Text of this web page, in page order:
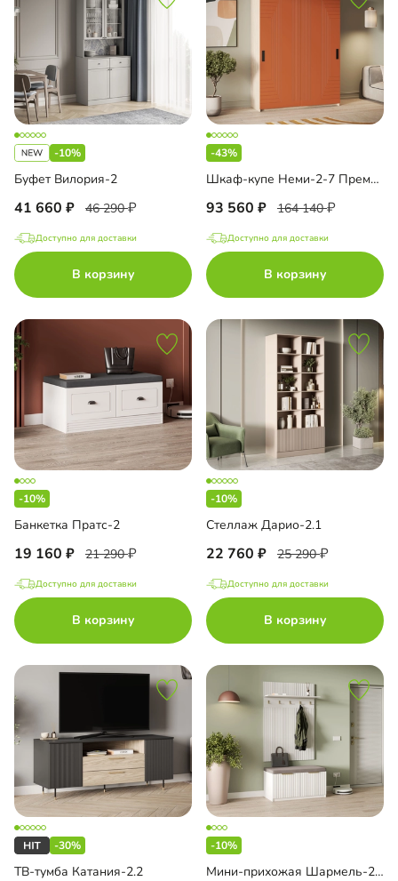
-10%
Буфет Вилория-2
41 660 46 290
Доступно для доставки
В корзину
-43%
Шкаф-купе Неми-2-7 Премиум
93 560 164 140
Доступно для доставки
В корзину
-10%
Банкетка Пратс-2
19 160 21 290
Доступно для доставки
В корзину
-10%
Стеллаж Дарио-2.1
22 760 25 290
Доступно для доставки
В корзину
-30%
ТВ-тумба Катания-2.2
-10%
Мини-прихожая Шармель-2 Лайф